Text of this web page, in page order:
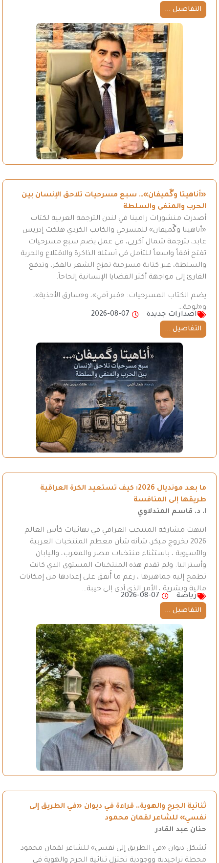
التفاصيل ...
«أناهيتا وگَميفان»… سبع مسرحيات تلاحق الإنسان بين
الحرب والمنفى والسلطة
أصدرت منشورات رامينا في لندن الترجمة العربية لكتاب
«أناهيتا وگَميفان» للمسرحي والكاتب الكردي هلكت إدريس
عابد، بترجمة شمال آكريي، في عمل يضم سبع مسرحيات
تفتح أفقاً واسعاً للتأمل في أسئلة الذاكرة والاقتلاع والحرية
والسلطة، عبر كتابة مسرحية تمزج الشعر بالفكر، وتدفع
القارئ إلى مواجهة أكثر القضايا الإنسانية إلحاحاً.
يضم الكتاب المسرحيات: «قبر أمي»، و«سارق الأحذية»،
و«لوحة…
اصدارات جديدة
2026-08-07
التفاصيل ...
ما بعد مونديال 2026: كيف تستعيد الكرة العراقية
طريقها إلى المنافسة
ا. د. قاسم المندلاوي
انتهت مشاركة المنتخب العراقي في نهائيات كأس العالم
2026 بخروج مبكر، شأنه شأن معظم المنتخبات العربية
والآسيوية ، باستثناء منتخبات مصر والمغرب، واليابان
وأستراليا. ولم تقدم هذه المنتخبات المستوى الذي كانت
تطمح إليه جماهيرها ، رغم ما أُنفق على إعدادها من إمكانات
مالية وبشرية ، الأمر الذي أدى إلى خيبة…
رياضة
2026-08-07
التفاصيل ...
ثنائية الجرح والهوية.. قراءة في ديوان «في الطريق إلى
نفسي» للشاعر لقمان محمود
حنان عبد القادر
يُشكل ديوان «في الطريق إلى نفسي» للشاعر لقمان محمود
محطة تراجيدية ووجودية تختزل ثنائية الجرح والهوية في